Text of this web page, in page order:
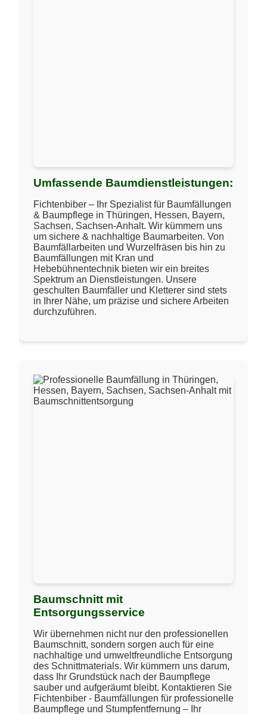
Umfassende Baumdienstleistungen:
Fichtenbiber – Ihr Spezialist für Baumfällungen
& Baumpflege in Thüringen, Hessen, Bayern,
Sachsen, Sachsen-Anhalt. Wir kümmern uns
um sichere & nachhaltige Baumarbeiten. Von
Baumfällarbeiten und Wurzelfräsen bis hin zu
Baumfällungen mit Kran und
Hebebühnentechnik bieten wir ein breites
Spektrum an Dienstleistungen. Unsere
geschulten Baumfäller und Kletterer sind stets
in Ihrer Nähe, um präzise und sichere Arbeiten
durchzuführen.
Baumschnitt mit
Entsorgungsservice
Wir übernehmen nicht nur den professionellen
Baumschnitt, sondern sorgen auch für eine
nachhaltige und umweltfreundliche Entsorgung
des Schnittmaterials. Wir kümmern uns darum,
dass Ihr Grundstück nach der Baumpflege
sauber und aufgeräumt bleibt. Kontaktieren Sie
Fichtenbiber - Baumfällungen für professionelle
Baumpflege und Stumpfentfernung – Ihr